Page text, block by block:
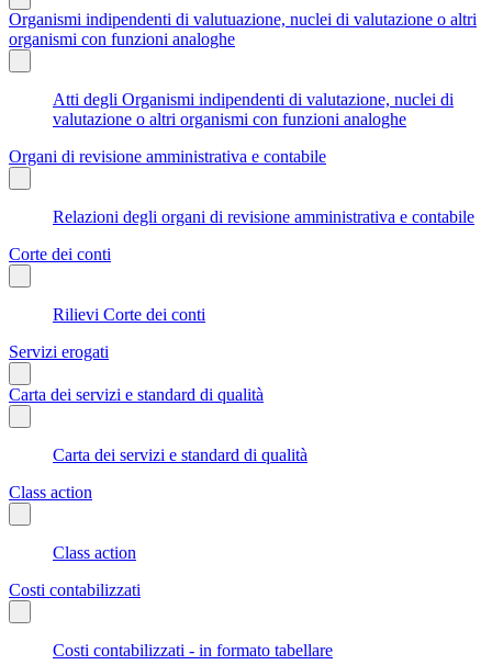
Organismi indipendenti di valutuazione, nuclei di valutazione o altri
organismi con funzioni analoghe
Atti degli Organismi indipendenti di valutazione, nuclei di
valutazione o altri organismi con funzioni analoghe
Organi di revisione amministrativa e contabile
Relazioni degli organi di revisione amministrativa e contabile
Corte dei conti
Rilievi Corte dei conti
Servizi erogati
Carta dei servizi e standard di qualità
Carta dei servizi e standard di qualità
Class action
Class action
Costi contabilizzati
Costi contabilizzati - in formato tabellare